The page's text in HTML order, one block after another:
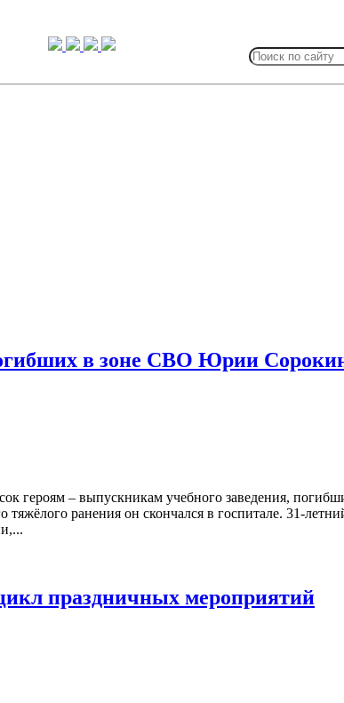
for:
в зоне СВО Юрии
героям – выпускникам учебного заведения,
ранения он скончался в госпитале. 31-
праздничных мероприятий